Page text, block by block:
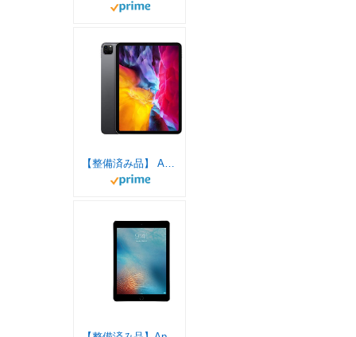
【整備済み品】 Apple iPad Pro 11インチ (第２世代) Wi-Fi 128GB スペースグレイ (整備済み品)